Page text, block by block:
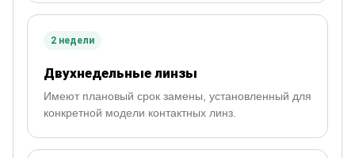
2 недели
Двухнедельные линзы
Имеют плановый срок замены, установленный для
конкретной модели контактных линз.